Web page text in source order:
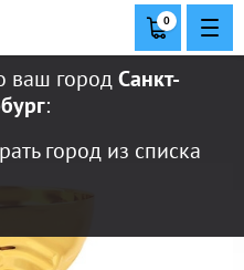
ваш городСанкт-
:
город из списка
0